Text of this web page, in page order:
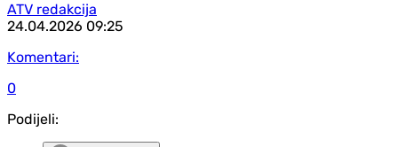
ATV redakcija
24.04.2026 09:25
Komentari:
0
Podijeli: